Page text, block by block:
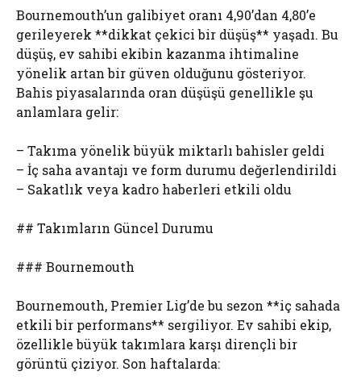
Bournemouth’un galibiyet oranı 4,90’dan 4,80’e
gerileyerek **dikkat çekici bir düşüş** yaşadı. Bu
düşüş, ev sahibi ekibin kazanma ihtimaline
yönelik artan bir güven olduğunu gösteriyor.
Bahis piyasalarında oran düşüşü genellikle şu
anlamlara gelir:
– Takıma yönelik büyük miktarlı bahisler geldi
– İç saha avantajı ve form durumu değerlendirildi
– Sakatlık veya kadro haberleri etkili oldu
## Takımların Güncel Durumu
### Bournemouth
Bournemouth, Premier Lig’de bu sezon **iç sahada
etkili bir performans** sergiliyor. Ev sahibi ekip,
özellikle büyük takımlara karşı dirençli bir
görüntü çiziyor. Son haftalarda: